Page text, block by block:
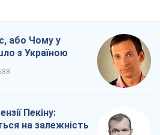
або Чому у
з Україною
Пекіну:
на залежність